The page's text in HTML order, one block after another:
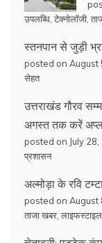
उपलब्धि टेक्नोलॉजी
स्तनपान से जुड़ी
posted on August
सेहत
उत्तराखंड गौरव
अगस्त तक करें
posted on July 28,
प्रशासन
अल्मोड़ा के रवि
posted on August
ताजा खबर लाइफस्टाइल